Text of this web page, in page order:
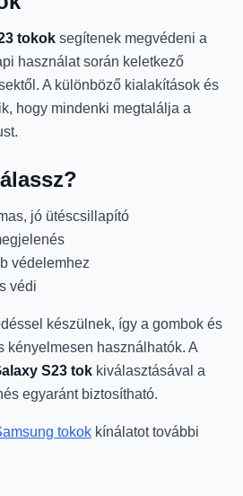
tokok segítenek megvédeni a
használat során keletkező
A különböző kialakítások és
hogy mindenki megtalálja a
jó ütéscsillapító
védelemhez
védi
készülnek, így a gombok és
kényelmesen használhatók. A
S23 tok kiválasztásával a
egyaránt biztosítható.
tokok kínálatot további